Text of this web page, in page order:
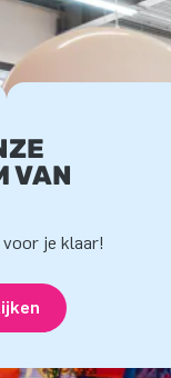
VAN
je klaar!